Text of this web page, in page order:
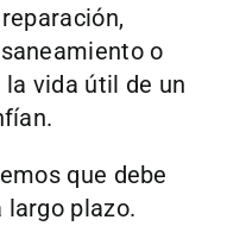
o
vida útil de un
que debe
largo plazo.